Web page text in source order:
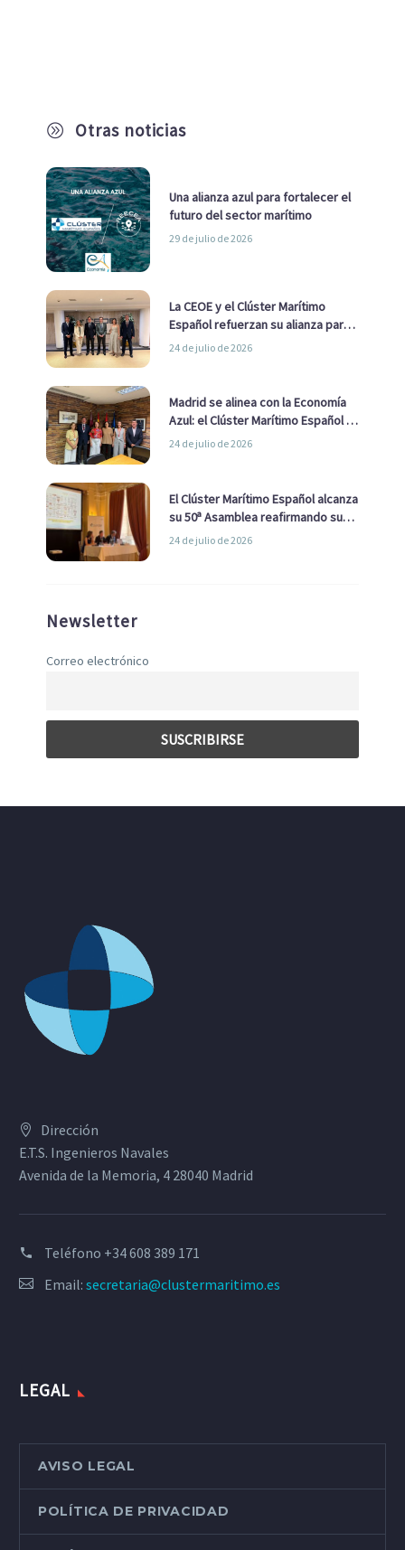
A Otras noticias
Una alianza azul para fortalecer el
futuro del sector marítimo
29 de julio de 2026
La CEOE y el Clúster Marítimo
Español refuerzan su alianza para
impulsar una estrategia Nacional
24 de julio de 2026
Madrid se alinea con la Economía
Azul: el Clúster Marítimo Español y
la Real Liga Naval avanzan alianzas
24 de julio de 2026
El Clúster Marítimo Español alcanza
su 50ª Asamblea reafirmando su
liderazgo en la Economía Azul
24 de julio de 2026
Newsletter
Correo electrónico
Dirección
E.T.S. Ingenieros Navales
Avenida de la Memoria, 4 28040 Madrid
Teléfono +34 608 389 171
Email: secretaria@clustermaritimo.es
LEGAL
AVISO LEGAL
POLÍTICA DE PRIVACIDAD